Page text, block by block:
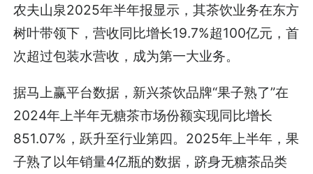
农夫山泉2025年半年报显示，其茶饮业务在东方
树叶带领下，营收同比增长19.7%超100亿元，首
次超过包装水营收，成为第一大业务。
据马上赢平台数据，新兴茶饮品牌“果子熟了”在
2024年上半年无糖茶市场份额实现同比增长
851.07%，跃升至行业第四。2025年上半年，果
子熟了以年销量4亿瓶的数据，跻身无糖茶品类